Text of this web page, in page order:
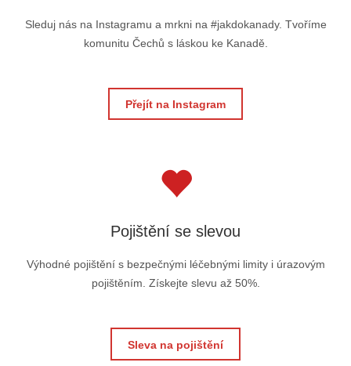
Sleduj nás na Instagramu a mrkni na #jakdokanady. Tvoříme
komunitu Čechů s láskou ke Kanadě.
Přejít na Instagram
Pojištění se slevou
Výhodné pojištění s bezpečnými léčebnými limity i úrazovým
pojištěním. Získejte slevu až 50%.
Sleva na pojištění